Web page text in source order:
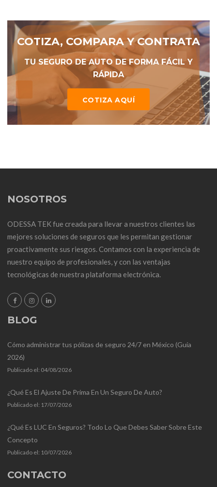
COTIZA, COMPARA Y CONTRATA
TU SEGURO DE AUTO DE FORMA FÁCIL Y
RÁPIDA
COTIZA AQUÍ
NOSOTROS
ODESSA TEK fue creada para llevar a nuestros clientes las
mejores soluciones de seguros que les permitan gestionar
proactivamente sus riesgos. Contamos con la experiencia de
nuestro equipo de profesionales, y con las ventajas
tecnológicas de nuestra plataforma electrónica.
BLOG
Cómo administrar tus pólizas de seguro 24/7 en México (Guía
2026)
Publicado el: 04/08/2026
¿Qué Es El Ajuste De Prima En Un Seguro De Auto?
Publicado el: 17/07/2026
¿Qué Es LUC En Seguros? Todo Lo Que Debes Saber Sobre Este
Concepto
Publicado el: 10/07/2026
CONTACTO